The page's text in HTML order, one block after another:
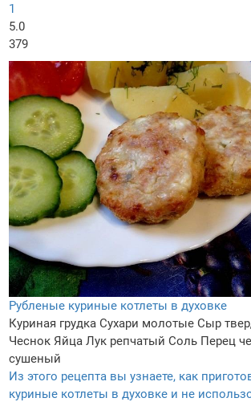
1
5.0
379
Рубленые куриные котлеты в духовке
Куриная грудка Сухари молотые Сыр
Чеснок Яйца Лук репчатый Соль Перец
сушеный
Из этого рецепта вы узнаете, как
куриные котлеты в духовке и не